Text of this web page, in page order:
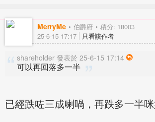
MerryMe 伯爵府 積分: 18003
25-6-15 17:17 只看該作者
shareholder 發表於 25-6-15 17:14
可以再回落多一半
已經跌咗三成喇喎，再跌多一半